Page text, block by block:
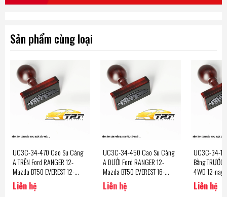
Sản phẩm cùng loại
UC3C-34-470 Cao Su Càng
A TRÊN Ford RANGER 12-
Mazda BT50 EVEREST 12-
(UC3C34470) Hàng Nisto -
Thailand
Liên hệ
UC3C-34-450 Cao Su Càng
A DƯỚI Ford RANGER 12-
Mazda BT50 EVEREST 16-
(UC3C34450) Hàng Nisto -
Thailand
Liên hệ
UC3C-34-156 Cao Su
Bằng
4WD 12-
4WD 12-nay
Liên hệ